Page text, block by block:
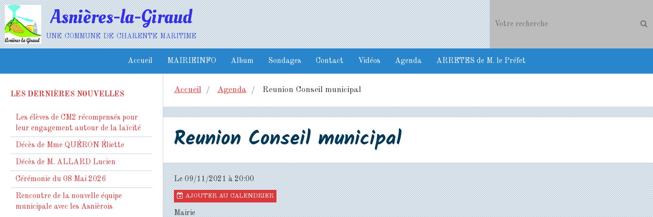
Asnières-la-Giraud
une commune de charente maritime
Accueil MAIRIEINFO Album Sondages Contact Vidéos Agenda ARRETES de M. le Préfet
Accueil Agenda Reunion Conseil municipal
Reunion Conseil municipal
Le 09/11/2021 à 20:00
AJOUTER AU CALENDRIER
Mairie
LES DERNIÈRES NOUVELLES
Les élèves de CM2 récompensés pour
leur engagement autour de la laïcité
Décès de Mme QUÉRON Éliette
Décès de M. ALLARD Lucien
Cérémonie du 08 Mai 2026
Rencontre de la nouvelle équipe
municipale avec les Asnièrois